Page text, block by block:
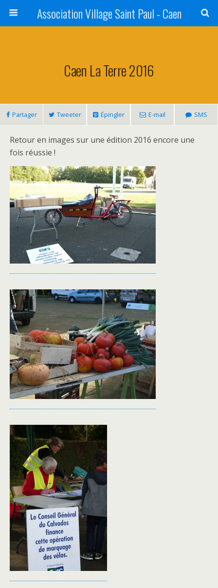
Association Village Saint Paul - Caen
Caen La Terre 2016
Partager Tweeter Épingler E-mail SMS
Retour en images sur une édition 2016 encore une
fois réussie !